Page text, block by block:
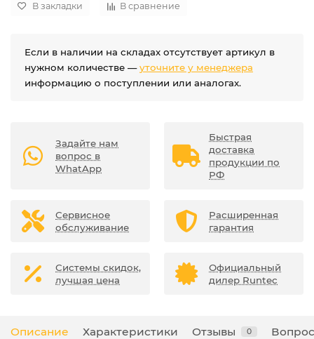
В закладки В сравнение
Если в наличии на складах отсутствует артикул в
нужном количестве —уточните у менеджера
информацию о поступлении или аналогах.
Задайте нам
вопрос в
WhatApp
Быстрая
доставка
продукции по
РФ
Сервисное
обслуживание
Расширенная
гарантия
Системы скидок,
лучшая цена
Официальный
дилер Runtec
Описание Характеристики Отзывы 0